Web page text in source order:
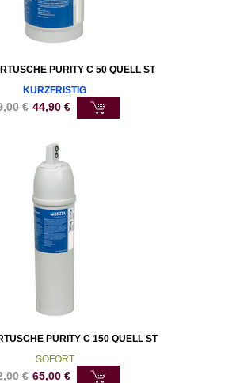
PURITY C 50 QUELL ST
KURZFRISTIG
€ 44,90€
PURITY C 150 QUELL ST
SOFORT
€ 65,00€